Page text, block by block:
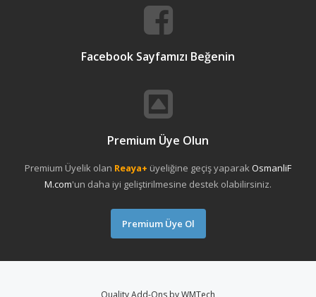
Facebook Sayfamızı Beğenin
Premium Üye Olun
Premium Üyelik olan Reaya+ üyeliğine geçiş yaparakOsmanliF
M.com'un daha iyi geliştirilmesine destek olabilirsiniz.
Premium Üye Ol
Quality Add-Ons by WMTech